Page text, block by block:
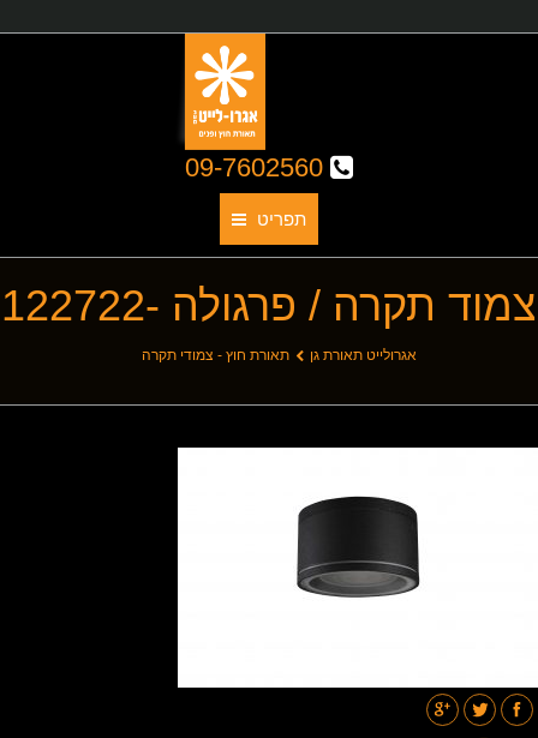
תפריט
תאורת גן
אודותינו
תאורת חוץ
תאורת פנים
תאורת רחובות
בלוג
צור קשר
צמוד תקרה / פרגולה -122722
אגרולייט תאורת גן תאורת חוץ - צמודי תקרה